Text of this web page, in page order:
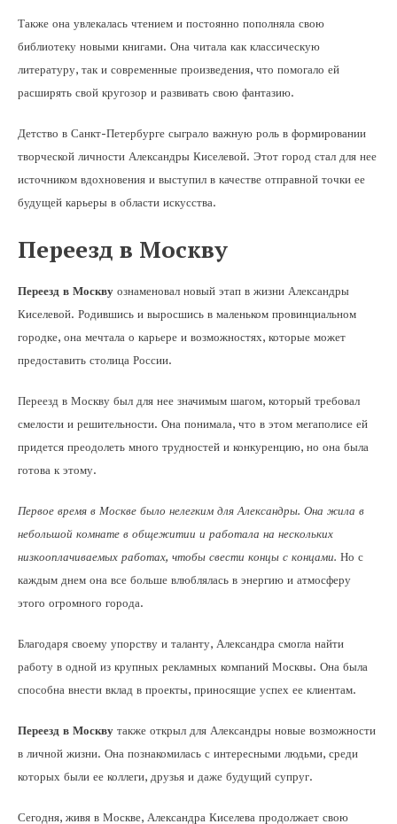
Также она увлекалась чтением и постоянно пополняла свою
библиотеку новыми книгами. Она читала как классическую
литературу, так и современные произведения, что помогало ей
расширять свой кругозор и развивать свою фантазию.
Детство в Санкт-Петербурге сыграло важную роль в формировании
творческой личности Александры Киселевой. Этот город стал для нее
источником вдохновения и выступил в качестве отправной точки ее
будущей карьеры в области искусства.
Переезд в Москву
Переезд в Москву ознаменовал новый этап в жизни Александры
Киселевой. Родившись и выросшись в маленьком провинциальном
городке, она мечтала о карьере и возможностях, которые может
предоставить столица России.
Переезд в Москву был для нее значимым шагом, который требовал
смелости и решительности. Она понимала, что в этом мегаполисе ей
придется преодолеть много трудностей и конкуренцию, но она была
готова к этому.
Первое время в Москве было нелегким для Александры. Она жила в
небольшой комнате в общежитии и работала на нескольких
низкооплачиваемых работах, чтобы свести концы с концами. Но с
каждым днем она все больше влюблялась в энергию и атмосферу
этого огромного города.
Благодаря своему упорству и таланту, Александра смогла найти
работу в одной из крупных рекламных компаний Москвы. Она была
способна внести вклад в проекты, приносящие успех ее клиентам.
Переезд в Москву также открыл для Александры новые возможности
в личной жизни. Она познакомилась с интересными людьми, среди
которых были ее коллеги, друзья и даже будущий супруг.
Сегодня, живя в Москве, Александра Киселева продолжает свою